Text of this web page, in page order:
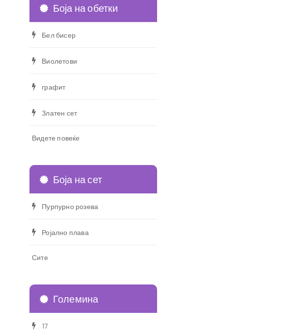
Боја на обетки
Бел бисер
Виолетови
графит
Златен сет
Видете повеќе
Боја на сет
Пурпурно розева
Ројално плава
Сите
Големина
17